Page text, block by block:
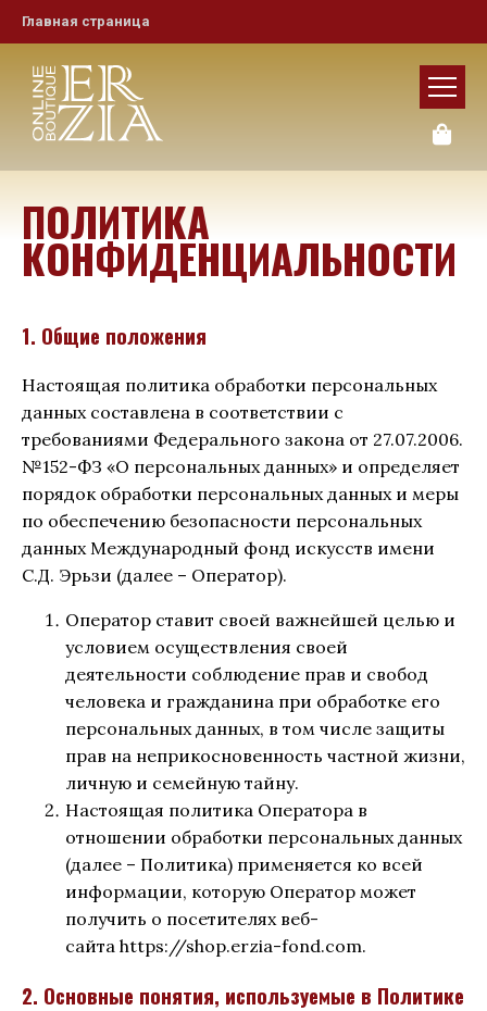
Главная страница
ПОЛИТИКА
КОНФИДЕНЦИАЛЬНОСТИ
1. Общие положения
Настоящая политика обработки персональных
данных составлена в соответствии с
требованиями Федерального закона от 27.07.2006.
№152-ФЗ «О персональных данных» и определяет
порядок обработки персональных данных и меры
по обеспечению безопасности персональных
данных Международный фонд искусств имени
С.Д. Эрьзи (далее – Оператор).
Оператор ставит своей важнейшей целью и
условием осуществления своей
деятельности соблюдение прав и свобод
человека и гражданина при обработке его
персональных данных, в том числе защиты
прав на неприкосновенность частной жизни,
личную и семейную тайну.
Настоящая политика Оператора в
отношении обработки персональных данных
(далее – Политика) применяется ко всей
информации, которую Оператор может
получить о посетителях веб-
сайта https://shop.erzia-fond.com.
2. Основные понятия, используемые в Политике